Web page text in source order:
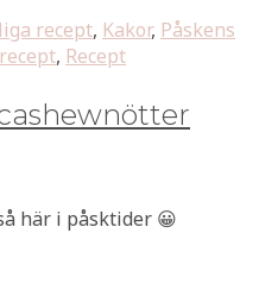
recept, Kakor, Påskens
, Recept
här i påsktider 😀